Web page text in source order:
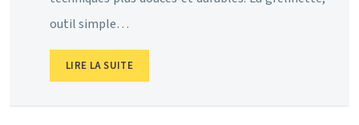
outil simple…
LIRE LA SUITE